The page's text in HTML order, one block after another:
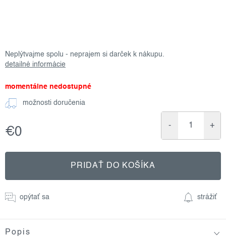
Neplýtvajme spolu - neprajem si darček k nákupu.
detailné informácie
momentálne nedostupné
možnosti doručenia
€0
cena:
PRIDAŤ DO KOŠÍKA
opýtať sa strážiť
Popis